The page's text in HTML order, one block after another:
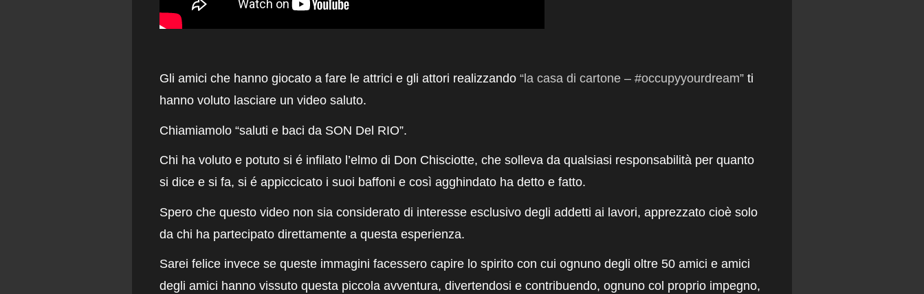
Gli amici che hanno giocato a fare le attrici e gli attori realizzando “la casa di cartone – #occupyyourdream” ti
hanno voluto lasciare un video saluto.
Chiamiamolo “saluti e baci da SON Del RIO”.
Chi ha voluto e potuto si é infilato l’elmo di Don Chisciotte, che solleva da qualsiasi responsabilità per quanto
si dice e si fa, si é appiccicato i suoi baffoni e così agghindato ha detto e fatto.
Spero che questo video non sia considerato di interesse esclusivo degli addetti ai lavori, apprezzato cioè solo
da chi ha partecipato direttamente a questa esperienza.
Sarei felice invece se queste immagini facessero capire lo spirito con cui ognuno degli oltre 50 amici e amici
degli amici hanno vissuto questa piccola avventura, divertendosi e contribuendo, ognuno col proprio impegno,